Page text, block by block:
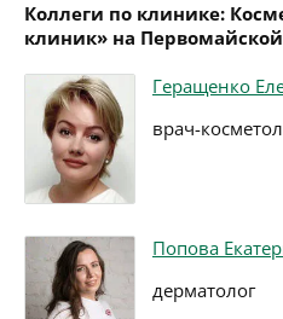
Коллеги по клинике:
клиник» на Первомайской
Геращенко
врач-
Попова
дерматолог